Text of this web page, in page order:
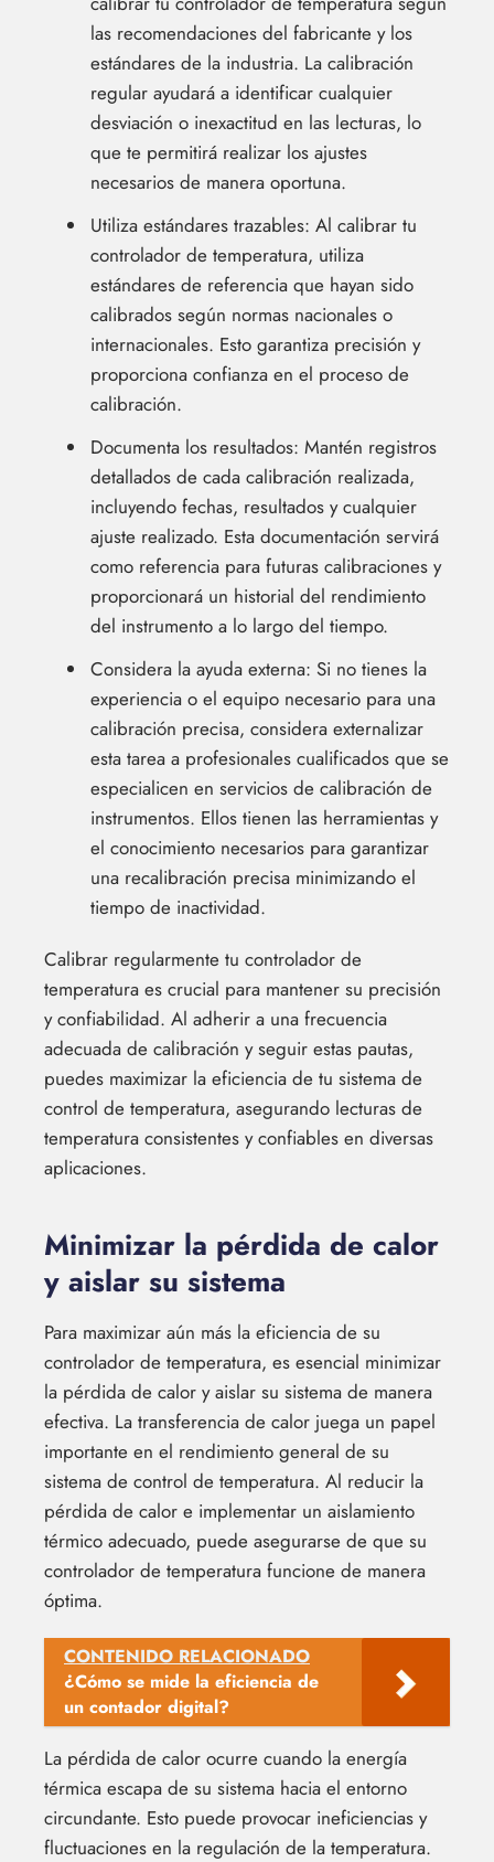
las recomendaciones del fabricante y los
estándares de la industria. La calibración
regular ayudará a identificar cualquier
desviación o inexactitud en las lecturas, lo
que te permitirá realizar los ajustes
necesarios de manera oportuna.
Utiliza estándares trazables: Al calibrar tu
controlador de temperatura, utiliza
estándares de referencia que hayan sido
calibrados según normas nacionales o
internacionales. Esto garantiza precisión y
proporciona confianza en el proceso de
calibración.
Documenta los resultados: Mantén registros
detallados de cada calibración realizada,
incluyendo fechas, resultados y cualquier
ajuste realizado. Esta documentación servirá
como referencia para futuras calibraciones y
proporcionará un historial del rendimiento
del instrumento a lo largo del tiempo.
Considera la ayuda externa: Si no tienes la
experiencia o el equipo necesario para una
calibración precisa, considera externalizar
esta tarea a profesionales cualificados que se
especialicen en servicios de calibración de
instrumentos. Ellos tienen las herramientas y
el conocimiento necesarios para garantizar
una recalibración precisa minimizando el
tiempo de inactividad.
Calibrar regularmente tu controlador de
temperatura es crucial para mantener su precisión
y confiabilidad. Al adherir a una frecuencia
adecuada de calibración y seguir estas pautas,
puedes maximizar la eficiencia de tu sistema de
control de temperatura, asegurando lecturas de
temperatura consistentes y confiables en diversas
aplicaciones.
Minimizar la pérdida de calor
y aislar su sistema
Para maximizar aún más la eficiencia de su
controlador de temperatura, es esencial minimizar
la pérdida de calor y aislar su sistema de manera
efectiva. La transferencia de calor juega un papel
importante en el rendimiento general de su
sistema de control de temperatura. Al reducir la
pérdida de calor e implementar un aislamiento
térmico adecuado, puede asegurarse de que su
controlador de temperatura funcione de manera
óptima.
CONTENIDO RELACIONADO
¿Cómo se mide la eficiencia de
un contador digital?
La pérdida de calor ocurre cuando la energía
térmica escapa de su sistema hacia el entorno
circundante. Esto puede provocar ineficiencias y
fluctuaciones en la regulación de la temperatura.